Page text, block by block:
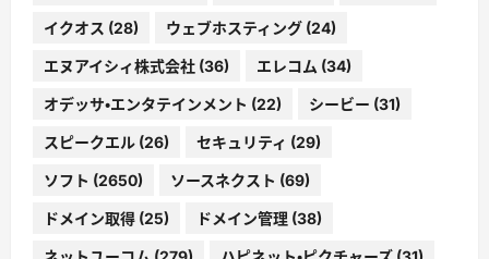
イクオス (28) ウェブホスティング (24)
エヌアイシィ株式会社 (36) エレコム (34)
オデッサ・エンタテインメント (22) シービー (31)
スピークエル (26) セキュリティ (29)
ソフト (2650) ソースネクスト (69)
ドメイン取得 (25) ドメイン管理 (38)